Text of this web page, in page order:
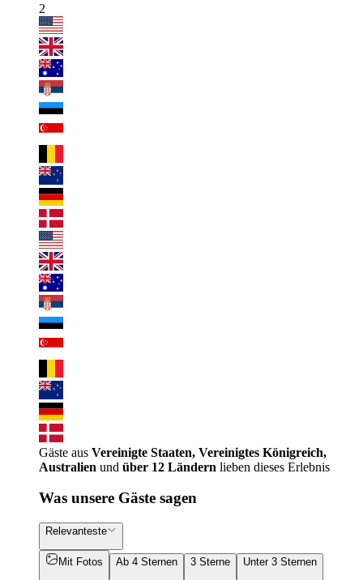
2
Gäste aus Vereinigte Staaten, Vereinigtes Königreich,
Australien und über 12 Ländern lieben dieses Erlebnis
Was unsere Gäste sagen
Relevanteste
Mit Fotos Ab 4 Sternen 3 Sterne Unter 3 Sternen